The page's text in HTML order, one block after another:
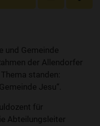
und Gemeinde
der Allendorfer
standen:
Jesu“.
für
Abteilungsleiter